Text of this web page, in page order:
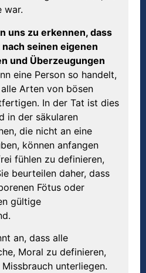
war.
uns zu erkennen, dass
seinen eigenen
und Überzeugungen
eine Person so handelt,
Arten von bösen
In der Tat ist dies
in der säkularen
die nicht an eine
können anfangen
fühlen zu definieren,
beurteilen daher, dass
Fötus oder
gültige
an, dass alle
Moral zu definieren,
unterliegen.